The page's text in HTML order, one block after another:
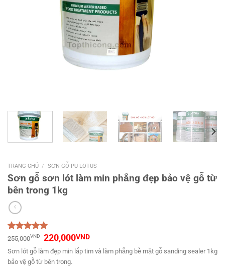
TRANG CHỦ / SƠN GỖ PU LOTUS
Sơn gỗ sơn lót làm min phẳng đẹp bảo vệ gỗ từ
bên trong 1kg
5.00trên 5
dựa trên
1
đánh giá
255,000VND 220,000VND
Sơn lót gỗ làm đẹp min lấp tim và làm phẳng bề mặt gỗ sanding sealer 1kg
bảo vệ gỗ từ bên trong.